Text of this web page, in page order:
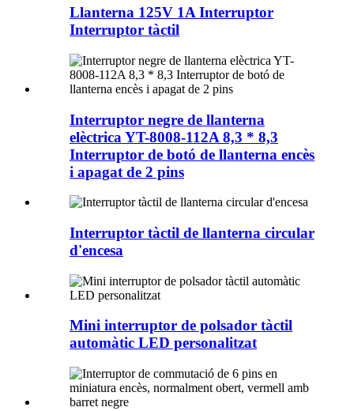
Llanterna 125V 1A Interruptor
Interruptor tàctil
Interruptor negre de llanterna
elèctrica YT-8008-112A 8,3 * 8,3
Interruptor de botó de llanterna encès
i apagat de 2 pins
Interruptor tàctil de llanterna circular
d'encesa
Mini interruptor de polsador tàctil
automàtic LED personalitzat